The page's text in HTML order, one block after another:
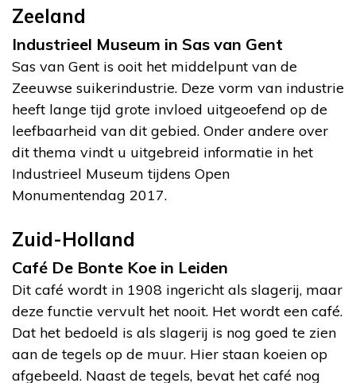
Zeeland
Industrieel Museum in Sas van Gent
Sas van Gent is ooit het middelpunt van de
Zeeuwse suikerindustrie. Deze vorm van industrie
heeft lange tijd grote invloed uitgeoefend op de
leefbaarheid van dit gebied. Onder andere over
dit thema vindt u uitgebreid informatie in het
Industrieel Museum tijdens Open
Monumentendag 2017.
Zuid-Holland
Café De Bonte Koe in Leiden
Dit café wordt in 1908 ingericht als slagerij, maar
deze functie vervult het nooit. Het wordt een café.
Dat het bedoeld is als slagerij is nog goed te zien
aan de tegels op de muur. Hier staan koeien op
afgebeeld. Naast de tegels, bevat het café nog